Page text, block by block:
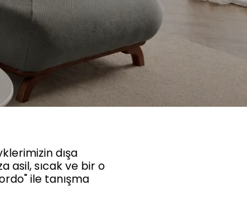
dışa
asil, sıcak ve bir o
ile tanışma